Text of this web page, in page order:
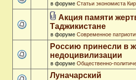
в форуме Статьи экономиста
Акция памяти
Таджикистане
в форуме Современное
Россию принесли в
недоцивилизации
в форуме Общественно-
Луначарский